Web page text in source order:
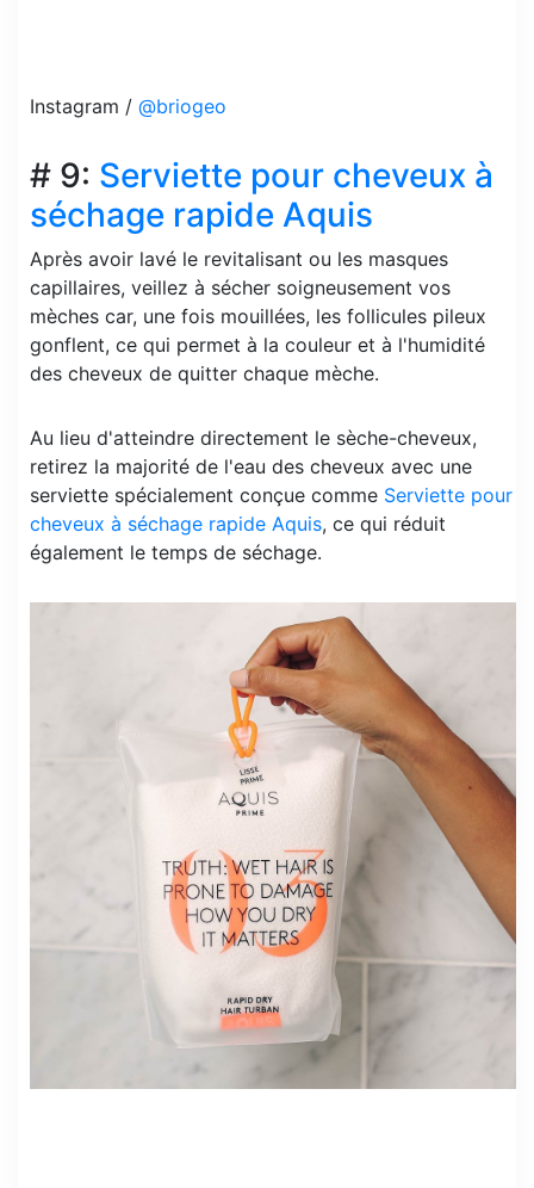
Instagram / @briogeo
# 9: Serviette pour cheveux à
séchage rapide Aquis
Après avoir lavé le revitalisant ou les masques
capillaires, veillez à sécher soigneusement vos
mèches car, une fois mouillées, les follicules pileux
gonflent, ce qui permet à la couleur et à l'humidité
des cheveux de quitter chaque mèche.
Au lieu d'atteindre directement le sèche-cheveux,
retirez la majorité de l'eau des cheveux avec une
serviette spécialement conçue comme Serviette pour
cheveux à séchage rapide Aquis, ce qui réduit
également le temps de séchage.